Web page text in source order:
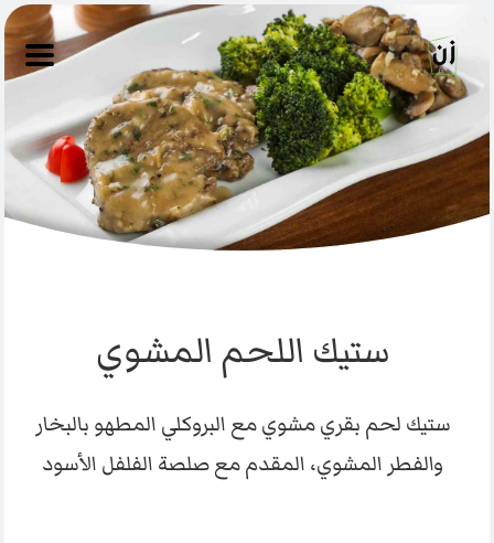
ستيك اللحم المشوي
ستيك لحم بقري مشوي مع البروكلي المطهو بالبخار
والفطر المشوي، المقدم مع صلصة الفلفل الأسود